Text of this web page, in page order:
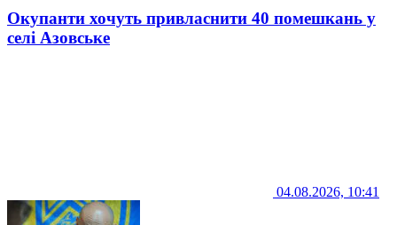
Окупанти хочуть привласнити 40 помешкань у
селі Азовське
04.08.2026, 10:41